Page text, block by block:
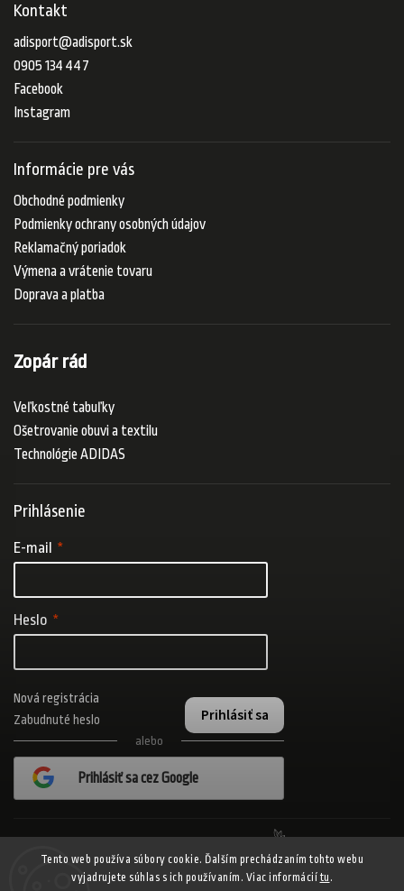
Tento web používa súbory cookie. Ďalším prechádzaním tohto webu
vyjadrujete súhlas s ich používaním. Viac informácií tu .
Kontakt
adisport@adisport.sk
0905 134 447
Facebook
Instagram
Informácie pre vás
Obchodné podmienky
Podmienky ochrany osobných údajov
Reklamačný poriadok
Výmena a vrátenie tovaru
Doprava a platba
Zopár rád
Veľkostné tabuľky
Ošetrovanie obuvi a textilu
Technológie ADIDAS
Prihlásenie
E-mail
Heslo
Prihlásiť sa
Nová registrácia
Zabudnuté heslo
alebo
Prihlásiť sa cez Google